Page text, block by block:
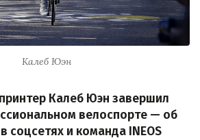
Калеб Юэн
Калеб Юэн завершил
велоспорте — об
соцсетях и команда INEOS